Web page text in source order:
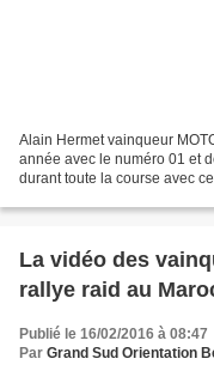
Alain Hermet vainqueur
année avec le numéro 01 et
durant toute la course avec
La vidéo des
rallye raid au
Publié le 16/02/2016 à 08:47
Par Grand Sud Orientation